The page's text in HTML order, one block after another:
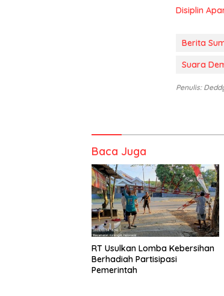
Disiplin
Berita
Suara
Penulis:
Baca Juga
RT Usulkan Lomba Kebersihan
Berhadiah Partisipasi
Pemerintah